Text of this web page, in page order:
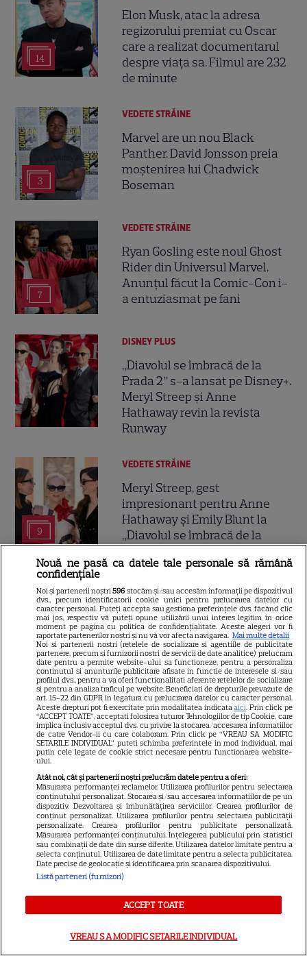
14
Elon Musk, atac la adresa
regizorului premiat cu Oscar
care a realizat documentarul
despre viața sa. Filmul are 232
de minute
3
VEDETE STRĂINE
Marvel are un nou Black
Panther. David Jonsson preia
moștenirea lui Chadwick
Boseman
7
VEDETE STRĂINE
Ryan Gosling este noul Ghost
Rider din Universul Marvel.
Anunțul făcut la Comic-Con i-
a entuziasmat pe fani
DISNEY PLUS
„Diavolul se îmbracă de la
Prada 2” s-a lansat pe Disney+.
Meryl Streep și Anne
Hathaway revin la revista
Runway
9
VEDETE STRĂINE
Meryl Streep, gest
impresionant pentru Anne
Hathaway și Emily Blunt la
„Diavolul se îmbracă de la
actrițele
13
VEDETE STRĂINE
Tom Holland, decizie radicală
pentru noul său film! Ce
promisiune a făcut actorul
după momentele virale în care
a făcut senzație prin dans
13
SKYSHOWTIME
Scarlett Johansson și Kristin
și fiică pe ecran în „My
Mother's Wedding”. Când
apare filmul pe SkyShowtime
9
PRIME VIDEO
Jamie Campbell Bower, starul
universul „Stăpânul Inelelor”.
sezonul 3
Nouă ne pasă ca datele tale personale să rămână
confidențiale
Noi și partenerii noștri596 stocăm și/sau accesăm informații pe dispozitivul
dvs., precum identificatorii cookie unici pentru prelucrarea datelor cu
caracter personal. Puteți accepta sau gestiona preferințele dvs. făcând clic
mai jos, respectiv vă puteți opune utilizării unui interes legitim în orice
moment pe pagina cu politica de confidențialitate. Aceste alegeri vor fi
raportate partenerilor noștri și nu vă vor afecta navigarea. Mai multe detalii
Noi si partenerii nostri (retelele de socializare si agentiile de publicitate
partenere, precum si furnizorii nostri de servicii de date analitice) prelucram
date pentru a permite website-ului sa functioneze, pentru a personaliza
continutul si anunturile publicitare afisate in functie de interesele si/sau
profilul dvs., pentru a va oferi functionalitati aferente retelelor de socializare
si pentru a analiza traficul pe website. Beneficiati de drepturile prevazute de
art. 15-22 din GDPR in legatura cu prelucrarea datelor cu caracter personal.
Aceste drepturi pot fi exercitate prin modalitatea indicataaici. Prin click pe
“ACCEPT TOATE”, acceptati folosirea tuturor Tehnologiilor de tip Cookie, care
implica inclusiv acceptul dvs. cu privire la stocarea/accesarea informatiilor
de catre Vendor-ii cu care colaboram. Prin click pe “VREAU SA MODIFIC
SETARILE INDIVIDUAL” puteti schimba preferintele in mod individual, mai
putin cele legate de cookie strict necesare pentru functionarea website-
ului.
Atât noi, cât și partenerii noștri prelucrăm datele pentru a oferi:
Măsurarea performanței reclamelor. Utilizarea profilurilor pentru selectarea
conținutului personalizat. Stocarea și/sau accesarea informațiilor de pe un
dispozitiv. Dezvoltarea și îmbunătățirea serviciilor. Crearea profilurilor de
conținut personalizat. Utilizarea profilurilor pentru selectarea publicității
personalizate. Crearea profilurilor pentru publicitate personalizată.
Măsurarea performanței conținutului. Înțelegerea publicului prin statistici
sau combinații de date din surse diferite. Utilizarea datelor limitate pentru a
selecta conținutul. Utilizarea de date limitate pentru a selecta publicitatea.
Date precise de geolocație și identificarea prin scanarea dispozitivului.
Listă parteneri (furnizori)
ACCEPT TOATE
VREAU SA MODIFIC SETARILE INDIVIDUAL